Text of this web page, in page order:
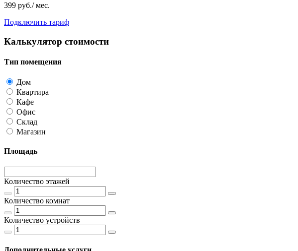
399 руб./ мес.
Подключить тариф
Калькулятор стоимости
Тип помещения
Дом
Квартира
Кафе
Офис
Склад
Магазин
Площадь
Количество этажей
Количество комнат
Количество устройств